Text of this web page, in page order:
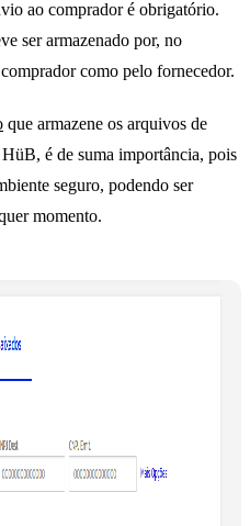
ao comprador é obrigatório.
ser armazenado por, no
como pelo fornecedor.
que armazene os arquivos de
é de suma importância, pois
seguro, podendo ser
momento.